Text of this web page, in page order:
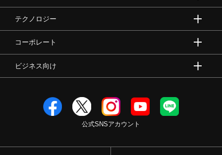
テクノロジー
コーポレート
ビジネス向け
公式SNSアカウント